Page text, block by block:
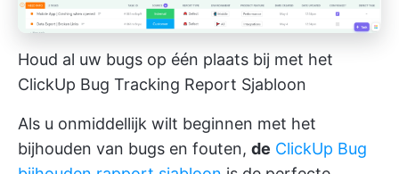
Houd al uw bugs op één plaats bij met het
ClickUp Bug Tracking Report Sjabloon
Als u onmiddellijk wilt beginnen met het
bijhouden van bugs en fouten, de ClickUp Bug